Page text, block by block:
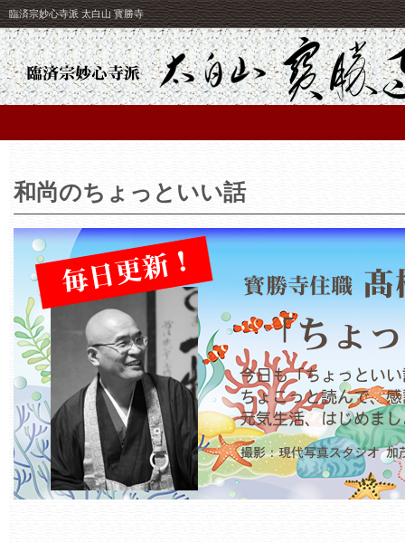
臨済宗妙心寺派 太白山 寳勝寺
和尚のちょっといい話